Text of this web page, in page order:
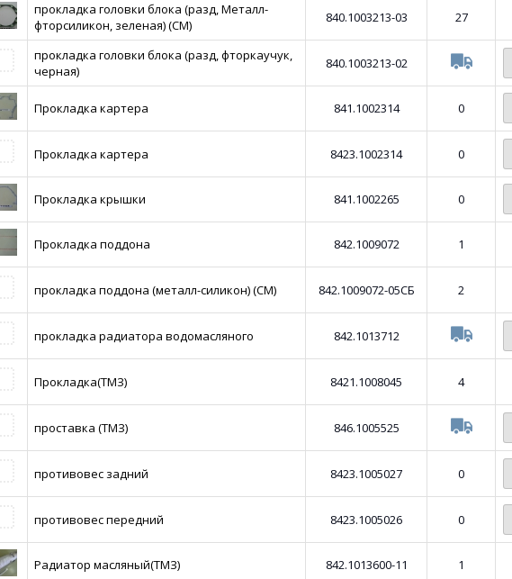
прокладка головки блока (разд, Металл-
фторсиликон, зеленая) (СМ)
840.1003213-03 27
прокладка головки блока (разд, фторкаучук,
черная)
840.1003213-02
Прокладка картера 841.1002314 0
Прокладка картера 8423.1002314 0
Прокладка крышки 841.1002265 0
Прокладка поддона 842.1009072 1
прокладка поддона (металл-силикон) (СМ) 842.1009072-05СБ 2
прокладка радиатора водомасляного 842.1013712
Прокладка(ТМЗ) 8421.1008045 4
проставка (ТМЗ) 846.1005525
противовес задний 8423.1005027 0
противовес передний 8423.1005026 0
Радиатор масляный(ТМЗ) 842.1013600-11 1